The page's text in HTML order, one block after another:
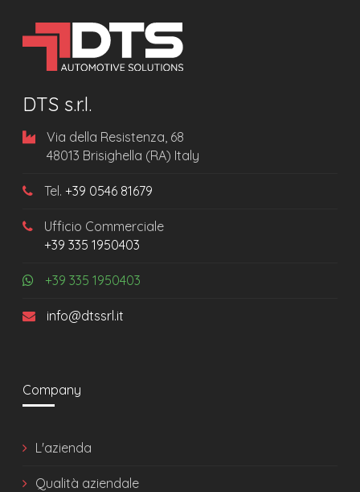
DTS s.r.l.
Via della Resistenza, 68
48013 Brisighella (RA) Italy
Tel.+39 0546 81679
Ufficio Commerciale
+39 335 1950403
+39 335 1950403
info@dtssrl.it
Company
L'azienda
Qualità aziendale